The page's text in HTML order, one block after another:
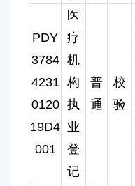
PDY
3784
4231
0120
19D4
001
医
疗
机
构
执
业
登
记
普
通
校
验